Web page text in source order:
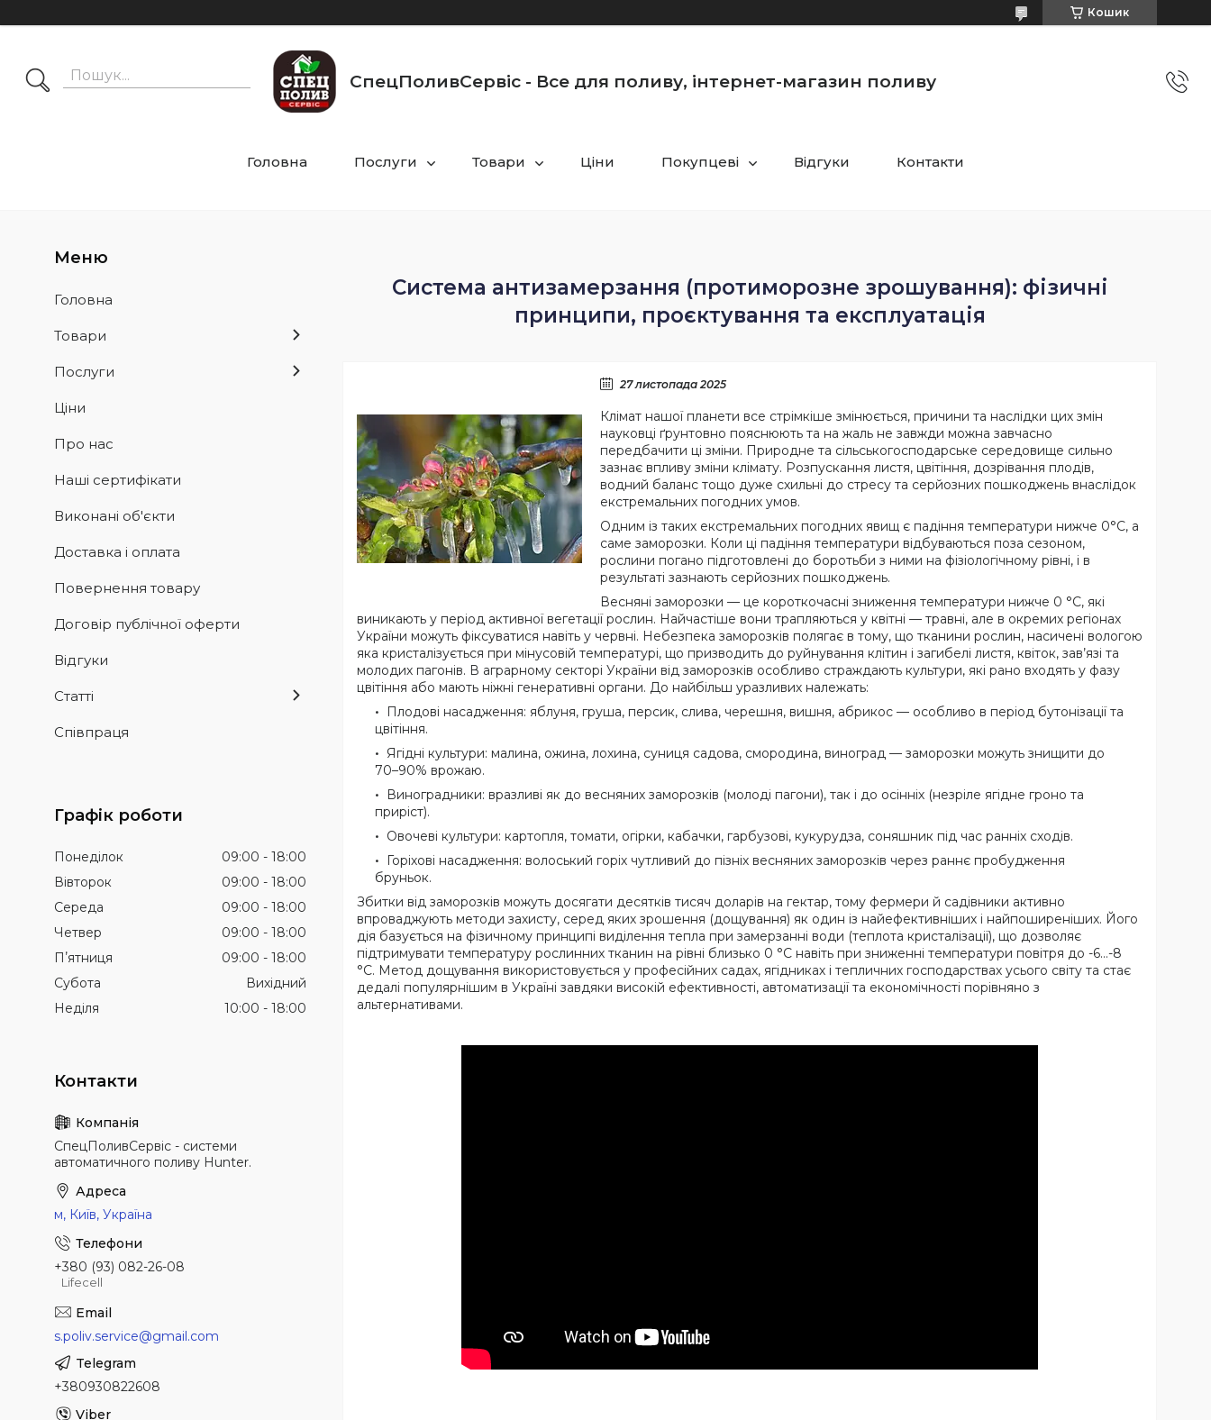
Кошик
СпецПоливСервіс - Все для поливу, інтернет-магазин поливу
Головна Послуги Товари Ціни Покупцеві Відгуки Контакти
Система антизамерзання (протиморозне зрошування): фізичні
принципи, проєктування та експлуатація
27 листопада 2025
Клімат нашої планети все стрімкіше змінюється, причини та наслідки цих змін
науковці ґрунтовно пояснюють та на жаль не завжди можна завчасно
передбачити ці зміни. Природне та сільськогосподарське середовище сильно
зазнає впливу зміни клімату. Розпускання листя, цвітіння, дозрівання плодів,
водний баланс тощо дуже схильні до стресу та серйозних пошкоджень внаслідок
екстремальних погодних умов.
Одним із таких екстремальних погодних явищ є падіння температури нижче 0°C, а
саме заморозки. Коли ці падіння температури відбуваються поза сезоном,
рослини погано підготовлені до боротьби з ними на фізіологічному рівні, і в
результаті зазнають серйозних пошкоджень.
Весняні заморозки — це короткочасні зниження температури нижче 0 °C, які
виникають у період активної вегетації рослин. Найчастіше вони трапляються у квітні — травні, але в окремих регіонах
України можуть фіксуватися навіть у червні. Небезпека заморозків полягає в тому, що тканини рослин, насичені вологою
яка кристалізується при мінусовій температурі, що призводить до руйнування клітин і загибелі листя, квіток, зав’язі та
молодих пагонів. В аграрному секторі України від заморозків особливо страждають культури, які рано входять у фазу
цвітіння або мають ніжні генеративні органи. До найбільш уразливих належать:
Плодові насадження: яблуня, груша, персик, слива, черешня, вишня, абрикос — особливо в період бутонізації та
цвітіння.
Ягідні культури: малина, ожина, лохина, суниця садова, смородина, виноград — заморозки можуть знищити до
70–90% врожаю.
Виноградники: вразливі як до весняних заморозків (молоді пагони), так і до осінніх (незріле ягідне гроно та
приріст).
Овочеві культури: картопля, томати, огірки, кабачки, гарбузові, кукурудза, соняшник під час ранніх сходів.
Горіхові насадження: волоський горіх чутливий до пізніх весняних заморозків через раннє пробудження
бруньок.
Збитки від заморозків можуть досягати десятків тисяч доларів на гектар, тому фермери й садівники активно
впроваджують методи захисту, серед яких зрошення (дощування) як один із найефективніших і найпоширеніших. Його
дія базується на фізичному принципі виділення тепла при замерзанні води (теплота кристалізації), що дозволяє
підтримувати температуру рослинних тканин на рівні близько 0 °C навіть при зниженні температури повітря до -6…-8
°C. Метод дощування використовується у професійних садах, ягідниках і тепличних господарствах усього світу та стає
дедалі популярнішим в Україні завдяки високій ефективності, автоматизації та економічності порівняно з
альтернативами.
Головна
Товари
Послуги
Ціни
Про нас
Наші сертифікати
Виконані об'єкти
Доставка і оплата
Повернення товару
Договір публічної оферти
Відгуки
Статті
Співпраця
Графік роботи
Понеділок 09:00
18:00
Вівторок
09:00
18:00
Середа
09:00
18:00
Четвер
09:00
18:00
Пʼятниця
09:00
18:00
Субота
Вихідний
Неділя
10:00 18:00
СпецПоливСервіс - cистеми
автоматичного поливу Hunter.
м, Київ, Україна
+380 (93) 082-26-08
Lifecell
s.poliv.service@gmail.com
+380930822608